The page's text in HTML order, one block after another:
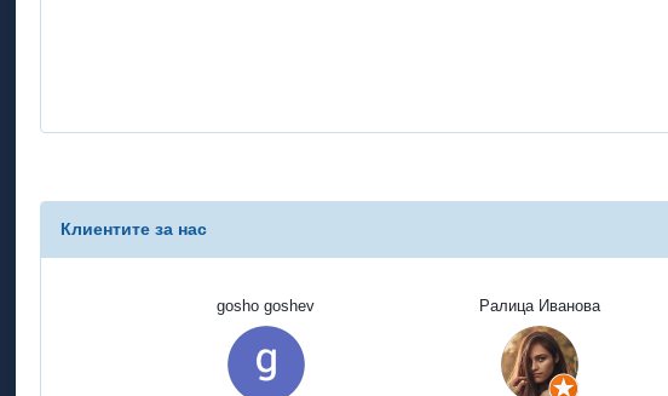
Клиентите за нас
gosho goshev Ралица Иванова